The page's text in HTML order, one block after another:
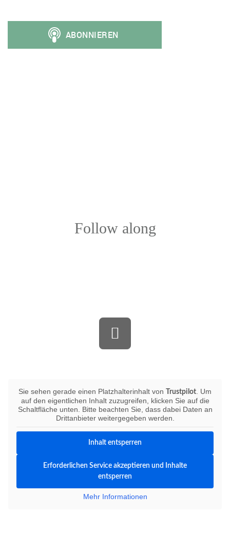
Follow along
Sie sehen gerade einen Platzhalterinhalt von Trustpilot . Um
auf den eigentlichen Inhalt zuzugreifen, klicken Sie auf die
Schaltfläche unten. Bitte beachten Sie, dass dabei Daten an
Drittanbieter weitergegeben werden.
Inhalt entsperren
Erforderlichen Service akzeptieren und Inhalte
entsperren
Mehr Informationen